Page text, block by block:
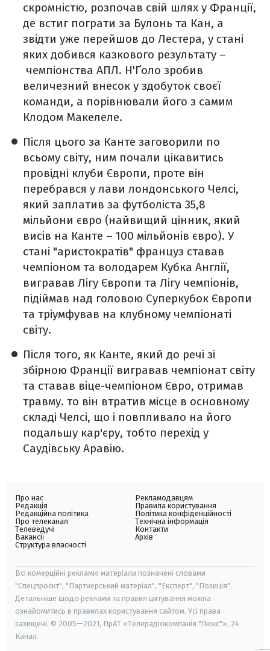
скромністю, розпочав свій шлях у Франції,
де встиг пограти за Булонь та Кан, а
звідти уже перейшов до Лестера, у стані
яких добився казкового результату –
чемпіонства АПЛ. Н'Ґоло зробив
величезний внесок у здобуток своєї
команди, а порівнювали його з самим
Клодом Макелеле.
Після цього за Канте заговорили по
всьому світу, ним почали цікавитись
провідні клуби Європи, проте він
перебрався у лави лондонського Челсі,
який заплатив за футболіста 35,8
мільйони євро (найвищий цінник, який
висів на Канте – 100 мільйонів євро). У
стані "аристократів" француз ставав
чемпіоном та володарем Кубка Англії,
вигравав Лігу Європи та Лігу чемпіонів,
підіймав над головою Суперкубок Європи
та тріумфував на клубному чемпіонаті
світу.
Після того, як Канте, який до речі зі
збірною Франції вигравав чемпіонат світу
та ставав віце-чемпіоном Євро, отримав
травму. то він втратив місце в основному
складі Челсі, що і повпливало на його
подальшу кар'єру, тобто перехід у
Саудівську Аравію.
Про нас
Редакція
Редакційна політика
Про телеканал
Телеведучі
Вакансії
Структура власності
Рекламодавцям
Правила користування
Політика конфіденційності
Технічна інформація
Контакти
Архів
Всі комерційні рекламні матеріали позначені словами
"Спецпроєкт", "Партнерський матеріал", "Експерт", "Позиція".
Детальніше щодо реклами та правил цитування можна
ознайомитись в правилах користування сайтом. Усі права
захищені. © 2005—2021, ПрАТ «Телерадіокомпанія "Люкс"», 24
Канал.